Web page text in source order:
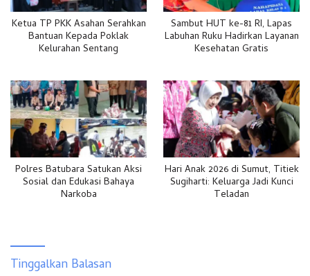
Ketua TP PKK Asahan Serahkan
Bantuan Kepada Poklak
Kelurahan Sentang
Sambut HUT ke-81 RI, Lapas
Labuhan Ruku Hadirkan Layanan
Kesehatan Gratis
Polres Batubara Satukan Aksi
Sosial dan Edukasi Bahaya
Narkoba
Hari Anak 2026 di Sumut, Titiek
Sugiharti: Keluarga Jadi Kunci
Teladan
Tinggalkan Balasan